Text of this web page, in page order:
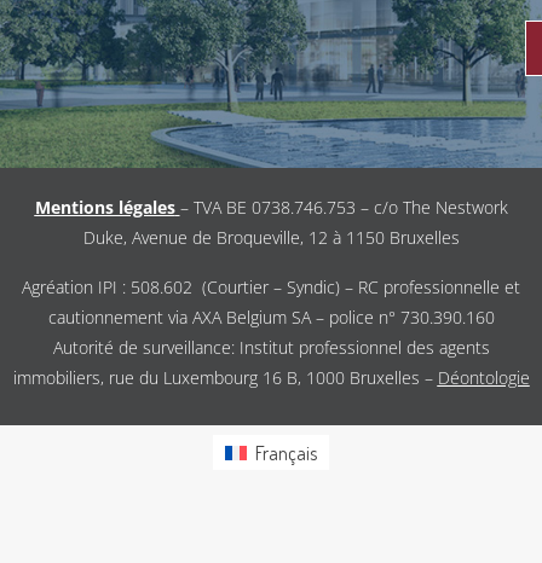
Mentions légales – TVA BE 0738.746.753 – c/o The Nestwork
Duke, Avenue de Broqueville, 12 à 1150 Bruxelles
Agréation IPI : 508.602 (Courtier – Syndic) – RC professionnelle et
cautionnement via AXA Belgium SA – police n° 730.390.160
Autorité de surveillance: Institut professionnel des agents
immobiliers, rue du Luxembourg 16 B, 1000 Bruxelles – Déontologie
Français